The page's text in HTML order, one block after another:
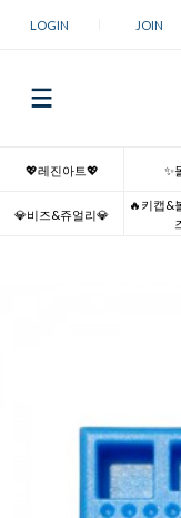
LOGIN JOIN
💖레진아트💖 ✨
💎비즈&쥬얼리💎
🔥키캡&